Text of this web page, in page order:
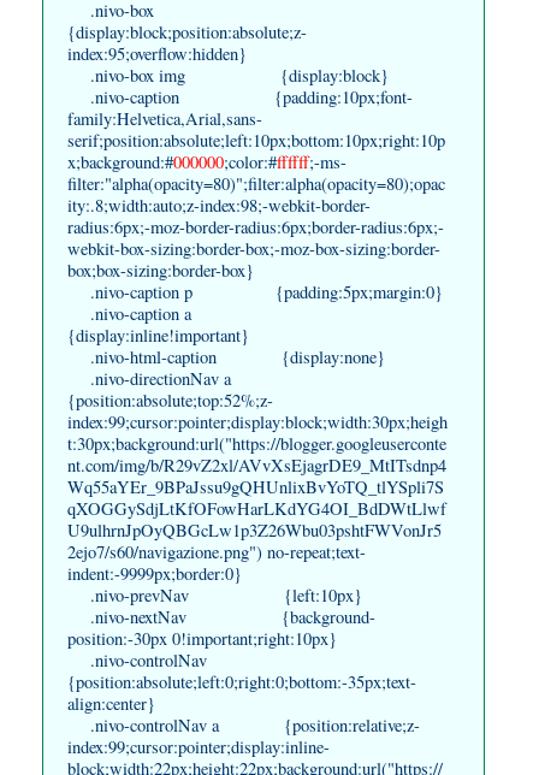
.nivo-box
{display:block;position:absolute;z-
index:95;overflow:hidden}
.nivo-box img {display:block}
.nivo-caption {padding:10px;font-
family:Helvetica,Arial,sans-
serif;position:absolute;left:10px;bottom:10px;right:10p
x;background:#000000;color:#ffffff;-ms-
filter:"alpha(opacity=80)";filter:alpha(opacity=80);opac
ity:.8;width:auto;z-index:98;-webkit-border-
radius:6px;-moz-border-radius:6px;border-radius:6px;-
webkit-box-sizing:border-box;-moz-box-sizing:border-
box;box-sizing:border-box}
.nivo-caption p {padding:5px;margin:0}
.nivo-caption a
{display:inline!important}
.nivo-html-caption {display:none}
.nivo-directionNav a
{position:absolute;top:52%;z-
index:99;cursor:pointer;display:block;width:30px;heigh
t:30px;background:url("https://blogger.googleuserconte
nt.com/img/b/R29vZ2xl/AVvXsEjagrDE9_MtITsdnp4
Wq55aYEr_9BPaJssu9gQHUnlixBvYoTQ_tlYSpli7S
qXOGGySdjLtKfOFowHarLKdYG4OI_BdDWtLlwf
U9ulhrnJpOyQBGcLw1p3Z26Wbu03pshtFWVonJr5
2ejo7/s60/navigazione.png") no-repeat;text-
indent:-9999px;border:0}
.nivo-prevNav {left:10px}
.nivo-nextNav {background-
position:-30px 0!important;right:10px}
.nivo-controlNav
{position:absolute;left:0;right:0;bottom:-35px;text-
align:center}
.nivo-controlNav a {position:relative;z-
index:99;cursor:pointer;display:inline-
block;width:22px;height:22px;background:url("https://